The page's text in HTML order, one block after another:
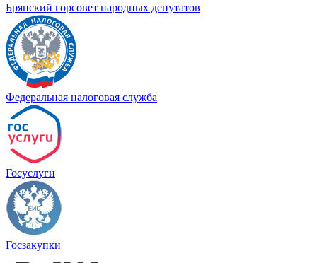
Брянский горсовет народных депутатов
Федеральная налоговая служба
Госуслуги
Госзакупки